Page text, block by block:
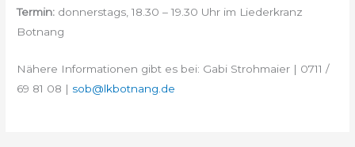
Termin: donnerstags, 18.30 – 19.30 Uhr im Liederkranz
Botnang
Nähere Informationen gibt es bei: Gabi Strohmaier | 0711 /
69 81 08 | sob@lkbotnang.de